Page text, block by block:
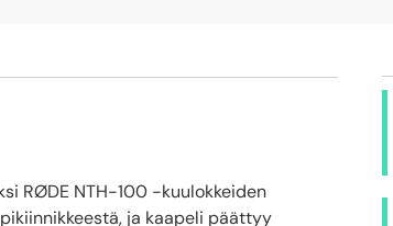
RØDE NTH-100 -kuulokkeiden
ja kaapeli päättyy